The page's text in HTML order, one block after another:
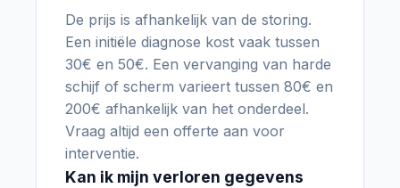
De prijs is afhankelijk van de storing.
Een initiële diagnose kost vaak tussen
30€ en 50€. Een vervanging van harde
schijf of scherm varieert tussen 80€ en
200€ afhankelijk van het onderdeel.
Vraag altijd een offerte aan voor
interventie.
Kan ik mijn verloren gegevens